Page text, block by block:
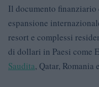
Il documento finanziario
espansione
resort e complessi
di dollari in Paesi come
Saudita, Qatar, Romania